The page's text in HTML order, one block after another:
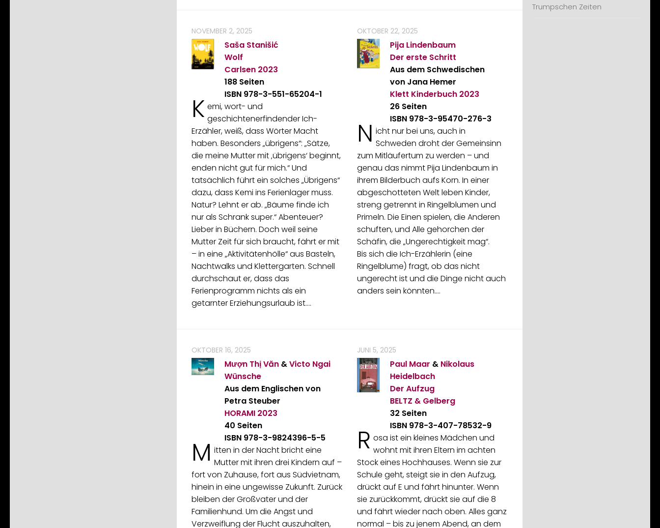
NOVEMBER 2, 2025
Saša Stanišić
Wolf
Carlsen 2023
188 Seiten
ISBN 978-3-551-65204-1
K emi, wort- und
geschichtenerfindender Ich-
Erzähler, weiß, dass Wörter Macht
haben. Besonders „übrigens“: „Sätze,
die meine Mutter mit ‚übrigens‘ beginnt,
enden nicht gut für mich.“ Und
tatsächlich führt ein solches „Übrigens“
dazu, dass Kemi ins Ferienlager muss.
Natur? Lehnt er ab. „Bäume finde ich
nur als Schrank super.“ Abenteuer?
Lieber in Büchern. Doch weil seine
Mutter Zeit für sich braucht, fährt er mit
– in eine „Aktivitätenhölle“ aus Basteln,
Nachtwalks und Klettergarten. Schnell
durchschaut er, dass das
Ferienprogramm nichts als ein
getarnter Erziehungsurlaub ist.…
OKTOBER 22, 2025
Pija Lindenbaum
Der erste Schritt
Aus dem Schwedischen
von Jana Hemer
Klett Kinderbuch 2023
26 Seiten
ISBN 978-3-95470-276-3
N icht nur bei uns, auch in
Schweden droht der Gemeinsinn
zum Mitläufertum zu werden – und
genau das nimmt Pija Lindenbaum in
ihrem Bilderbuch aufs Korn. In einer
abgeschotteten Welt leben Kinder,
streng getrennt in Ringelblumen und
Primeln. Die Einen spielen, die Anderen
schuften, und Alle gehorchen der
Schäfin, die „Ungerechtigkeit mag“.
Bis sich die Ich-Erzählerin (eine
Ringelblume) fragt, ob das nicht
ungerecht ist und die Dinge nicht auch
anders sein könnten.…
OKTOBER 16, 2025
Mượn Thị Văn &Victo Ngai
Wünsche
Aus dem Englischen von
Petra Steuber
HORAMI 2023
40 Seiten
ISBN 978-3-9824396-5-5
M itten in der Nacht bricht eine
Mutter mit ihren drei Kindern auf –
fort von Zuhause, fort aus Südvietnam,
hinein in eine ungewisse Zukunft. Zurück
bleiben der Großvater und der
Familienhund. Um die Angst und
Verzweiflung der Flucht auszuhalten,
JUNI 5, 2025
Paul Maar & Nikolaus
Heidelbach
Der Aufzug
BELTZ & Gelberg
32 Seiten
ISBN 978-3-407-78532-9
R osa ist ein kleines Mädchen und
wohnt mit ihren Eltern im achten
Stock eines Hochhauses. Wenn sie zur
Schule geht, steigt sie in den Aufzug,
drückt auf E und fährt hinunter. Wenn
sie zurückkommt, drückt sie auf die 8
und fährt wieder nach oben. Alles ganz
normal – bis zu jenem Abend, an dem
Trumpschen Zeiten